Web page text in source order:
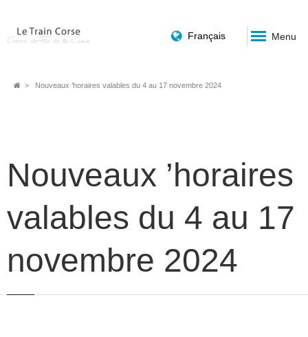
Français Menu
FilNouveaux ’horaires valables du 4 au 17 novembre 2024
Nouveaux ’horaires
valables du 4 au 17
novembre 2024